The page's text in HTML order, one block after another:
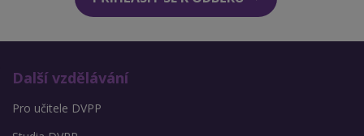
Další vzdělávání
Pro učitele DVPP